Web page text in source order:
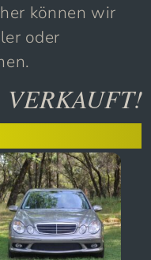
können wir
oder
VERKAUFT!